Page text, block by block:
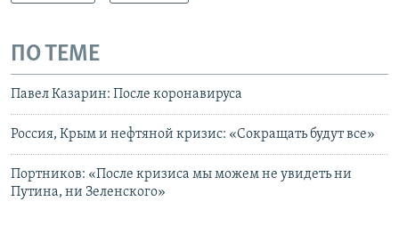
ПО ТЕМЕ
Павел Казарин: После коронавируса
Россия, Крым и нефтяной кризис: «Сокращать будут все»
Портников: «После кризиса мы можем не увидеть ни
Путина, ни Зеленского»